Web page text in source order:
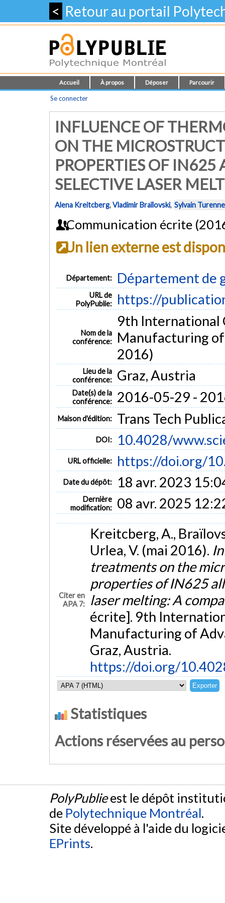
< Retour au portail
Accueil À propos Déposer Parcourir
Se connecter
INFLUENCE OF
ON THE
PROPERTIES OF IN625
SELECTIVE LASER
Alena Kreitcberg,Vladimir Braïlovski, Sylvain Turenne
Communication écrite
Un lien externe est
Département: Département de
URL de
PolyPublie:
https://
Nom de la
conférence:
9th International
Manufacturing
2016)
Lieu de la
conférence:
Graz, Austria
Date(s) de la
conférence:
2016-05-29 -
Maison d'édition: Trans Tech
DOI: 10.4028/
URL officielle: https://doi.org/
Date du dépôt: 18 avr. 2023
Dernière
modification:
08 avr. 2025
Citer en
APA 7:
Kreitcberg, A.,
Urlea, V. (mai 2016).
treatments on the
properties of IN625
laser melting: A
écrite]. 9th
Manufacturing of
Graz, Austria.
https://doi.org/
Statistiques
Actions réservées au
PolyPublieest le dépôt
de Polytechnique Montréal.
Site développé à l'aide du
EPrints.